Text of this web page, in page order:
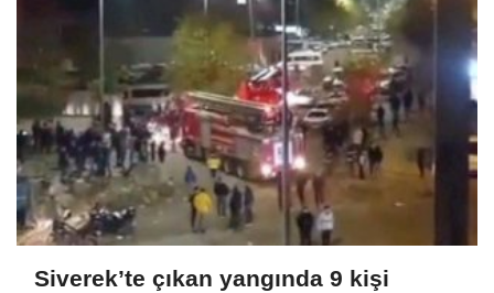
Siverek’te çıkan yangında 9 kişi